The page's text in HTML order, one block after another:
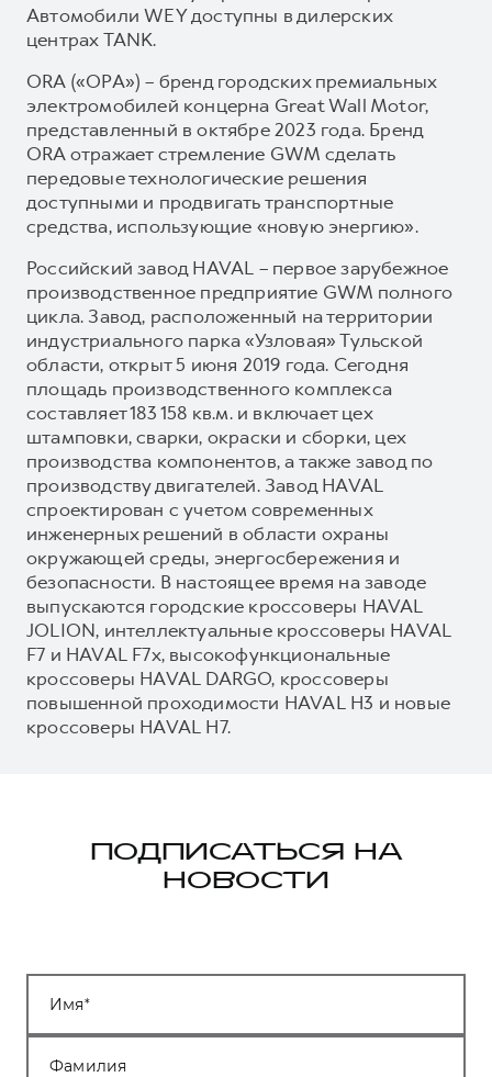
Автомобили WEY доступны в дилерских
центрах TANK.
ORA («ОРА») – бренд городских премиальных
электромобилей концерна Great Wall Motor,
представленный в октябре 2023 года. Бренд
ORA отражает стремление GWM сделать
передовые технологические решения
доступными и продвигать транспортные
средства, использующие «новую энергию».
Российский завод HAVAL – первое зарубежное
производственное предприятие GWM полного
цикла. Завод, расположенный на территории
индустриального парка «Узловая» Тульской
области, открыт 5 июня 2019 года. Сегодня
площадь производственного комплекса
составляет 183 158 кв.м. и включает цех
штамповки, сварки, окраски и сборки, цех
производства компонентов, а также завод по
производству двигателей. Завод HAVAL
спроектирован с учетом современных
инженерных решений в области охраны
окружающей среды, энергосбережения и
безопасности. В настоящее время на заводе
выпускаются городские кроссоверы HAVAL
JOLION, интеллектуальные кроссоверы HAVAL
F7 и HAVAL F7x, высокофункциональные
кроссоверы HAVAL DARGO, кроссоверы
повышенной проходимости HAVAL H3 и новые
кроссоверы HAVAL H7.
ПОДПИСАТЬСЯ НА
НОВОСТИ
Имя
Фамилия